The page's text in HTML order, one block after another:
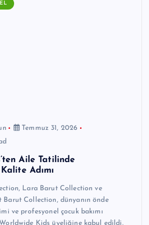
Temmuz 31, 2026
Aile Tatilinde
Adımı
Lara Barut Collection ve
Barut Collection, dünyanın önde
ve profesyonel çocuk bakımı
Kids üyeliğine kabul edildi.